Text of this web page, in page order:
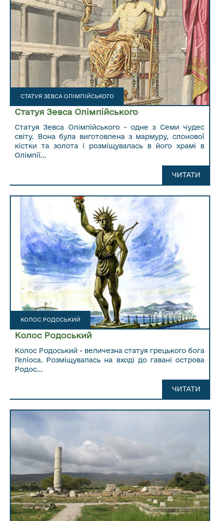
СТАТУЯ ЗЕВСА ОЛІМПІЙСЬКОГО
Статуя Зевса Олімпійського
Статуя Зевса Олімпійського - одне з Семи чудес
світу. Вона була виготовлена з мармуру, слонової
кістки та золота і розміщувалась в його храмі в
Олімпії...
ЧИТАТИ
КОЛОС РОДОСЬКИЙ
Колос Родоський
Колос Родоський - величезна статуя грецького бога
Геліоса. Розміщувалась на вході до гавані острова
Родос...
ЧИТАТИ